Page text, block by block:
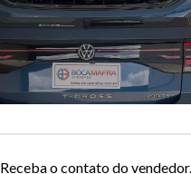
Receba o contato do vendedor.